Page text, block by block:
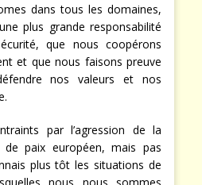
dans tous les domaines,
plus grande responsabilité
que nous coopérons
et que nous faisons preuve
nos valeurs et nos
par l’agression de la
de paix européen, mais pas
plus tôt les situations de